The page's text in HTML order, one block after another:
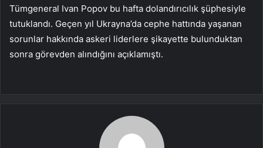
Tümgeneral Ivan Popov bu hafta dolandırıcılık şüphesiyle
tutuklandı. Geçen yıl Ukrayna’da cephe hattında yaşanan
sorunlar hakkında askeri liderlere şikayette bulunduktan
sonra görevden alındığını açıklamıştı.